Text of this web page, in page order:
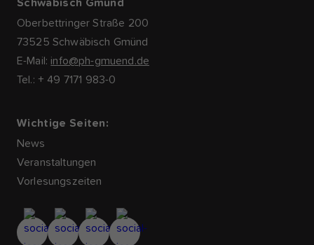
Schwäbisch Gmünd
Oberbettringer Straße 200
73525 Schwäbisch Gmünd
E-Mail: info@ph-gmuend.de
Tel.: + 49 7171 983-0
Wichtige Seiten:
News
Veranstaltungen
Vorlesungszeiten